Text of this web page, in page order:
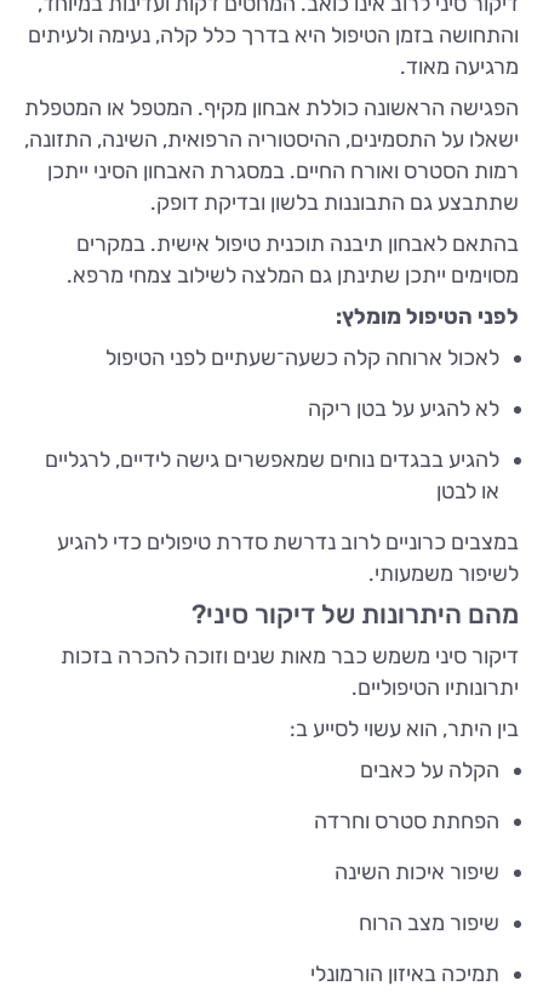
והתחושה בזמן הטיפול היא בדרך כלל קלה, נעימה ולעיתים
מרגיעה מאוד.
הפגישה הראשונה כוללת אבחון מקיף. המטפל או המטפלת
ישאלו על התסמינים, ההיסטוריה הרפואית, השינה, התזונה,
רמות הסטרס ואורח החיים. במסגרת האבחון הסיני ייתכן
שתתבצע גם התבוננות בלשון ובדיקת דופק.
בהתאם לאבחון תיבנה תוכנית טיפול אישית. במקרים
מסוימים ייתכן שתינתן גם המלצה לשילוב צמחי מרפא.
לפני הטיפול מומלץ:
לאכול ארוחה קלה כשעה־שעתיים לפני הטיפול
לא להגיע על בטן ריקה
להגיע בבגדים נוחים שמאפשרים גישה לידיים, לרגליים
או לבטן
במצבים כרוניים לרוב נדרשת סדרת טיפולים כדי להגיע
לשיפור משמעותי.
מהם היתרונות של דיקור סיני?
דיקור סיני משמש כבר מאות שנים וזוכה להכרה בזכות
יתרונותיו הטיפוליים.
בין היתר, הוא עשוי לסייע ב:
הקלה על כאבים
הפחתת סטרס וחרדה
שיפור איכות השינה
שיפור מצב הרוח
תמיכה באיזון הורמונלי